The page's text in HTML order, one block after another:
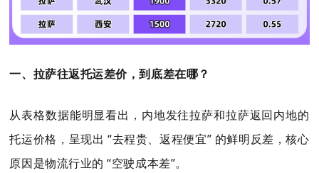
一、拉萨往返托运差价，到底差在哪？
从表格数据能明显看出，内地发往拉萨和拉萨返回内地的
托运价格，呈现出 “去程贵、返程便宜” 的鲜明反差，核心
原因是物流行业的 “空驶成本差”。